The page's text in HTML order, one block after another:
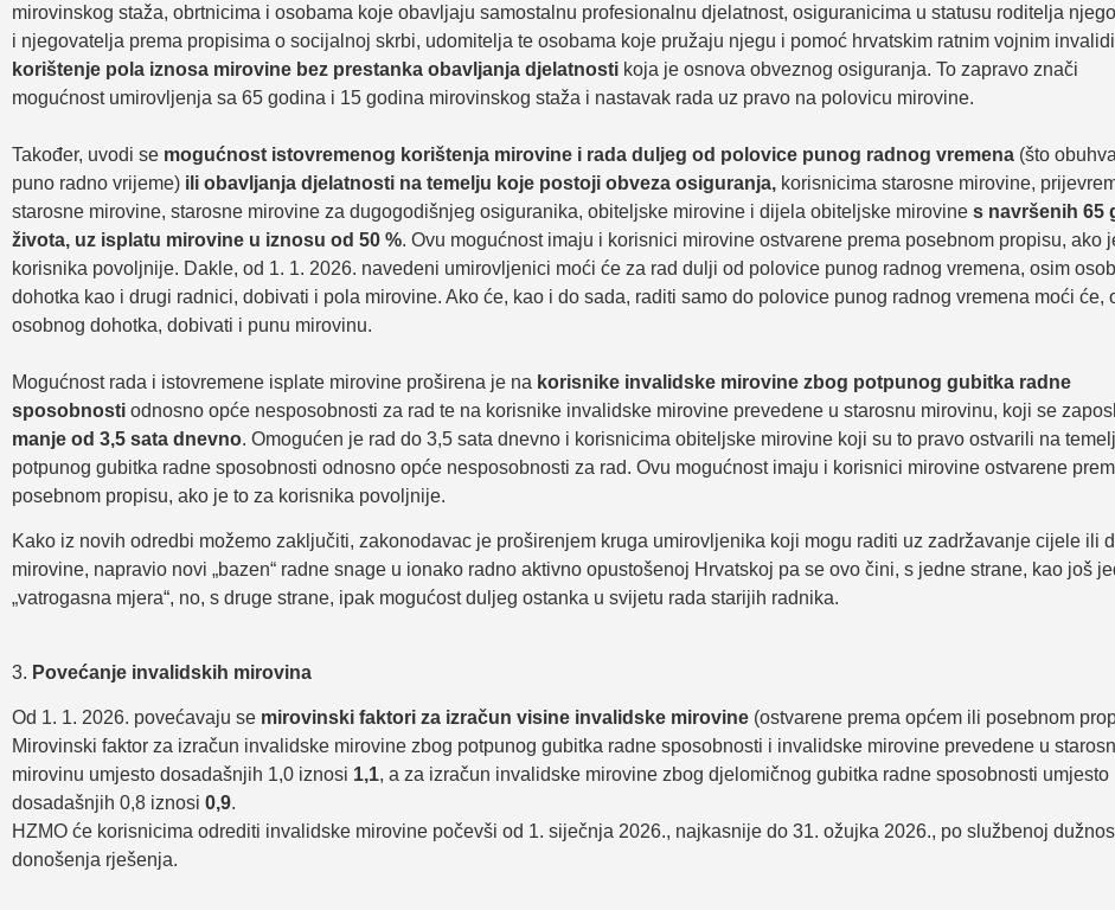
mirovinskog staža, obrtnicima i osobama koje obavljaju samostalnu profesionalnu djelatnost, osiguranicima u statusu roditelja
i njegovatelja prema propisima o socijalnoj skrbi, udomitelja te osobama koje pružaju njegu i pomoć hrvatskim ratnim vojnim
korištenje pola iznosa mirovine bez prestanka obavljanja djelatnosti koja je osnova obveznog osiguranja. To zapravo znači
mogućnost umirovljenja sa 65 godina i 15 godina mirovinskog staža i nastavak rada uz pravo na polovicu mirovine.
Također, uvodi se mogućnost istovremenog korištenja mirovine i rada duljeg od polovice punog radnog vremena (što
puno radno vrijeme) ili obavljanja djelatnosti na temelju koje postoji obveza osiguranja, korisnicima starosne mirovine,
starosne mirovine, starosne mirovine za dugogodišnjeg osiguranika, obiteljske mirovine i dijela obiteljske mirovine s navršenih 65
života, uz isplatu mirovine u iznosu od 50 %. Ovu mogućnost imaju i korisnici mirovine ostvarene prema posebnom propisu, ako
korisnika povoljnije. Dakle, od 1. 1. 2026. navedeni umirovljenici moći će za rad dulji od polovice punog radnog vremena, osim
dohotka kao i drugi radnici, dobivati i pola mirovine. Ako će, kao i do sada, raditi samo do polovice punog radnog vremena moći će,
osobnog dohotka, dobivati i punu mirovinu.
Mogućnost rada i istovremene isplate mirovine proširena je na korisnike invalidske mirovine zbog potpunog gubitka radne
sposobnosti odnosno opće nesposobnosti za rad te na korisnike invalidske mirovine prevedene u starosnu mirovinu, koji se
manje od 3,5 sata dnevno. Omogućen je rad do 3,5 sata dnevno i korisnicima obiteljske mirovine koji su to pravo ostvarili na
potpunog gubitka radne sposobnosti odnosno opće nesposobnosti za rad. Ovu mogućnost imaju i korisnici mirovine ostvarene
posebnom propisu, ako je to za korisnika povoljnije.
Kako iz novih odredbi možemo zaključiti, zakonodavac je proširenjem kruga umirovljenika koji mogu raditi uz zadržavanje cijele ili
mirovine, napravio novi „bazen“ radne snage u ionako radno aktivno opustošenoj Hrvatskoj pa se ovo čini, s jedne strane, kao još
„vatrogasna mjera“, no, s druge strane, ipak mogućost duljeg ostanka u svijetu rada starijih radnika.
3. Povećanje invalidskih mirovina
Od 1. 1. 2026. povećavaju se mirovinski faktori za izračun visine invalidske mirovine (ostvarene prema općem ili posebnom
Mirovinski faktor za izračun invalidske mirovine zbog potpunog gubitka radne sposobnosti i invalidske mirovine prevedene u
mirovinu umjesto dosadašnjih 1,0 iznosi 1,1, a za izračun invalidske mirovine zbog djelomičnog gubitka radne sposobnosti umjesto
dosadašnjih 0,8 iznosi 0,9.
HZMO će korisnicima odrediti invalidske mirovine počevši od 1. siječnja 2026., najkasnije do 31. ožujka 2026., po službenoj
donošenja rješenja.